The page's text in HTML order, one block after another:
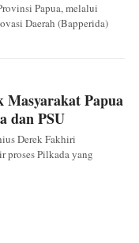
Papua, melalui
Daerah (Bapperida)
Papua
dan PSU
Derek Fakhiri
proses Pilkada yang